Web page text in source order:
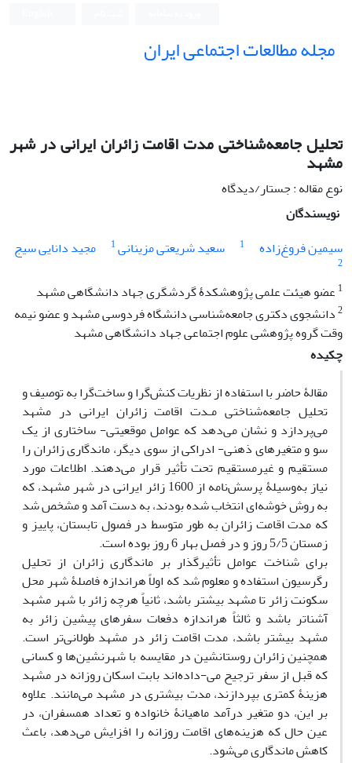
مجله مطالعات اجتماعی ایران
تحلیل جامعه‌شناختی مدت اقامت زائران ایرانی در شهر
مشهد
نوع مقاله : جستار/دیدگاه
نویسندگان
سیمین فروغ‌زاده
1 سعید شریعتی مزینانی1 مجید دانایی سیج
2
1 عضو هیئت علمی پژوهشکدۀ گردشگری جهاد دانشگاهی مشهد
2دانشجوی دکتری جامعه‌شناسی دانشگاه فردوسی مشهد و عضو نیمه
وقت گروه پژوهشی علوم اجتماعی جهاد دانشگاهی مشهد
چکیده
مقالۀ حاضر با استفاده از نظریات کنش‌گرا و ساخت‌گرا به توصیف و
تحلیل جامعه‌شناختی مـدت اقامت زائران ایرانی در مشهد
می‌پردازد و نشان می‌دهد که عوامل موقعیتی- ساختاری از یک
سو و متغیرهای ذهنی- ادراکی از سوی دیگر، ماندگاری زائران را
مستقیم و غیرمستقیم تحت تأثیر قرار می‌دهند. اطلاعات مورد
نیاز به‌وسیلۀ پرسش‌نامه از 1600 زائر ایرانی در شهر مشهد، که
به روش خوشه‌ای انتخاب شده بودند، به دست آمد و مشخص شد
که مدت اقامت زائران به طور متوسط در فصول تابستان، پاییز و
زمستان 5/5 روز و در فصل بهار 6 روز بوده است.
برای شناخت عوامل تأثیرگذار بر ماندگاری زائران از تحلیل
رگرسیون استفاده و معلوم شد که اولاً هراندازه فاصلۀ شهر محل
سکونت زائر تا مشهد بیشتر باشد، ثانیاً هرچه زائر با شهر مشهد
آشناتر باشد و ثالثاً هراندازه دفعات سفرهای پیشین زائر به
مشهد بیشتر باشد، مدت اقامت زائر در مشهد طولانی‌تر است.
همچنین زائران روستانشین در مقایسه با شهرنشین‌ها و کسانی
که قبل از سفر ترجیح می-داده‌اند بابت اسکان روزانه در مشهد
هزینۀ کمتری بپردازند، مدت بیشتری در مشهد می‌مانند. علاوه
بر این، دو متغیر درآمد ماهیانۀ خانواده و تعداد همسفران، در
عین حال که هزینه‌های اقامت روزانه را افزایش می‌دهد، باعث
کاهش ماندگاری می‌شود.